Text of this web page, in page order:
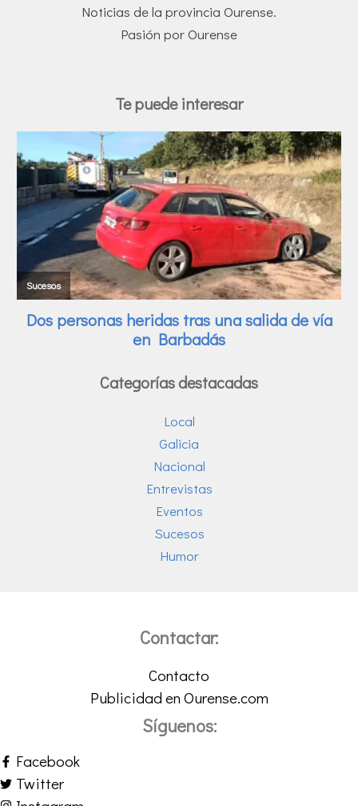
Noticias de la provincia Ourense.
Pasión por Ourense
Te puede interesar
Categorías destacadas
Local
Galicia
Nacional
Entrevistas
Eventos
Sucesos
Humor
Contactar:
Contacto
Publicidad en Ourense.com
Síguenos:
Facebook
Twitter